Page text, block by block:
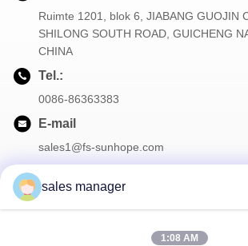
Ruimte 1201, blok 6, JIABANG GUOJIN
SHILONG SOUTH ROAD, GUICHENG
CHINA
Tel.:
0086-86363383
E-mail
sales1@fs-sunhope.com
sales manager
1:08 AM